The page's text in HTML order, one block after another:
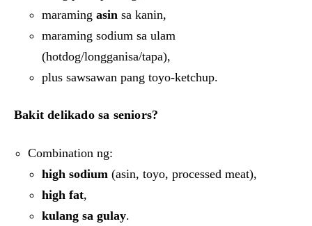
maraming asin sa kanin,
maraming sodium sa ulam
(hotdog/longganisa/tapa),
plus sawsawan pang toyo-ketchup.
Bakit delikado sa seniors?
Combination ng:
high sodium (asin, toyo, processed meat),
high fat,
kulang sa gulay.